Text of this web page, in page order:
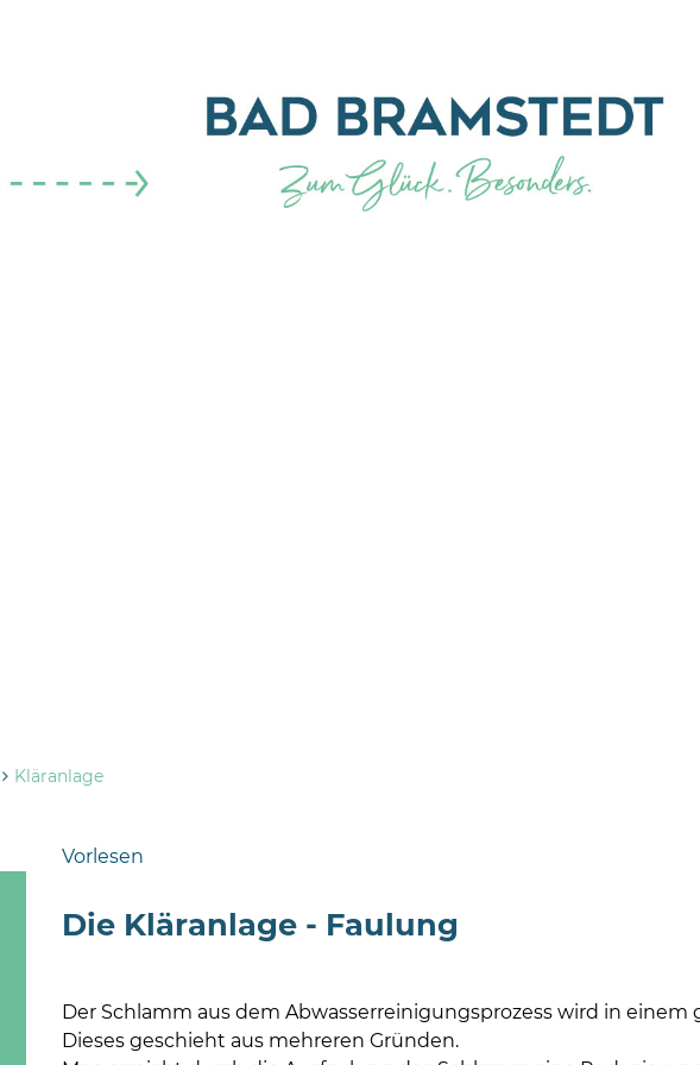
Kläranlage
Vorlesen
Die Kläranlage - Faulung
Der Schlamm aus dem Abwasserreinigungsprozess wird in einem
Dieses geschieht aus mehreren Gründen.